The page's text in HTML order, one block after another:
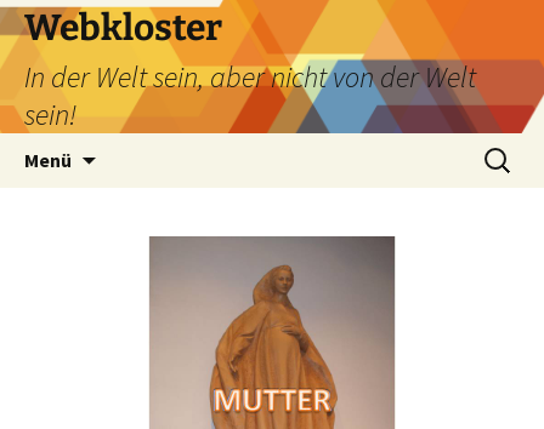
Webkloster
In der Welt sein, aber nicht von der Welt
sein!
Menü
Suchen
nach: